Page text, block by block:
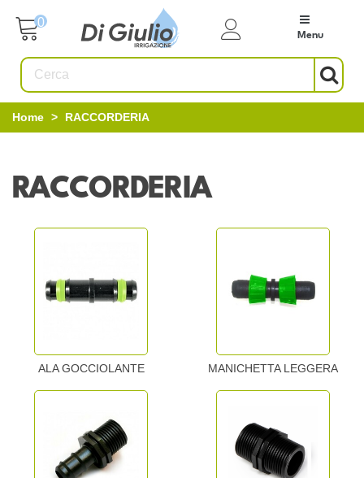
0
Menu
Home > RACCORDERIA
RACCORDERIA
ALA GOCCIOLANTE MANICHETTA LEGGERA